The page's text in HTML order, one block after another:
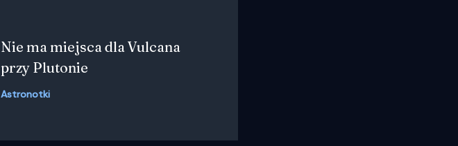
Nie ma miejsca dla Vulcana
przy Plutonie
Astronotki